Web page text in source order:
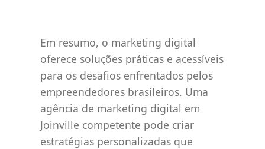
Em resumo, o marketing digital
oferece soluções práticas e acessíveis
para os desafios enfrentados pelos
empreendedores brasileiros. Uma
agência de marketing digital em
Joinville competente pode criar
estratégias personalizadas que